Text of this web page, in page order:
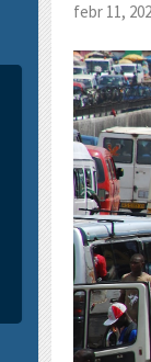
febr 11,